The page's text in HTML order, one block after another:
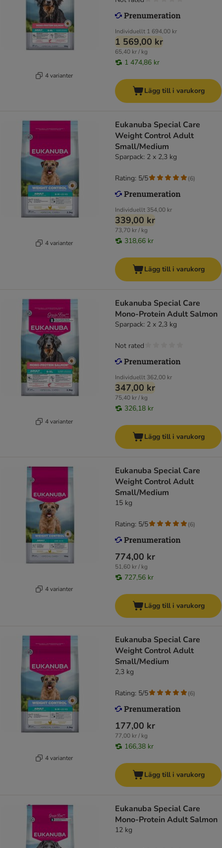
4 varianter
Individuellt 1 694,00 kr
1 569,00 kr
65,40 kr / kg
1 474,86 kr
Lägg till i varukorg
4 varianter
Eukanuba Special Care
Weight Control Adult
Small/Medium
Sparpack: 2 x 2,3 kg
Individuellt 354,00 kr
339,00 kr
73,70 kr / kg
318,66 kr
Rating: 5/5 (6)
Lägg till i varukorg
4 varianter
Eukanuba Special Care
Mono-Protein Adult Salmon
Sparpack: 2 x 2,3 kg
Individuellt 362,00 kr
347,00 kr
75,40 kr / kg
326,18 kr
Not rated
Lägg till i varukorg
4 varianter
Eukanuba Special Care
Weight Control Adult
Small/Medium
15 kg
774,00 kr
51,60 kr / kg
727,56 kr
Rating: 5/5 (6)
Lägg till i varukorg
4 varianter
Eukanuba Special Care
Weight Control Adult
Small/Medium
2,3 kg
177,00 kr
77,00 kr / kg
166,38 kr
Rating: 5/5 (6)
Lägg till i varukorg
Eukanuba Special Care
Mono-Protein Adult Salmon
12 kg